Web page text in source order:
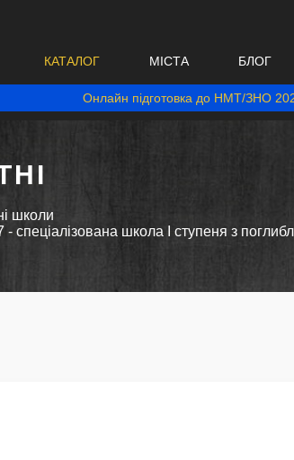
КАТАЛОГ МІСТА БЛОГ
Онлайн підготовка до НМТ/ЗНО
школи
школа І ступеня з